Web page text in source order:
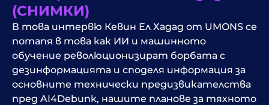
(СНИМКИ)
В това интервю Кевин Ел Хадад от UMONS се
потапя в това как ИИ и машинното
обучение революционизират борбата с
дезинформацията и споделя информация за
основните технически предизвикателства
пред AI4Debunk, нашите планове за тяхното